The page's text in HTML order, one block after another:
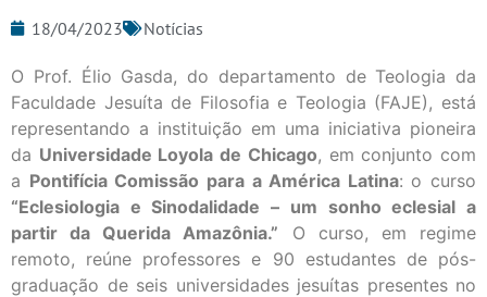
18/04/2023 Notícias
O Prof. Élio Gasda, do departamento de Teologia da
Faculdade Jesuíta de Filosofia e Teologia (FAJE), está
representando a instituição em uma iniciativa pioneira
da Universidade Loyola de Chicago, em conjunto com
a Pontifícia Comissão para a América Latina: o curso
“Eclesiologia e Sinodalidade – um sonho eclesial a
partir da Querida Amazônia.” O curso, em regime
remoto, reúne professores e 90 estudantes de pós-
graduação de seis universidades jesuítas presentes no